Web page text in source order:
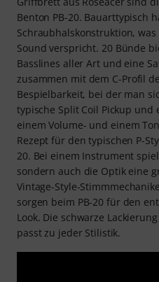
Benton PB-20. Bauarttypisch
Schraubhalskonstruktion,
Sound verspricht. 20 Bünde
Basslines aller Art und eine
zusammen mit dem C-Profil
Bespielbarkeit, bei der man
typische Split Coil Pickup und
einem Volume- und einem
Rezept für den typischen P-
20. Bei einem Instrument
sondern auch die Optik eine
Vintage-Style-
sorgen beim PB-20 für den
Look. Die schwarze
passt zu jeder Stilistik.